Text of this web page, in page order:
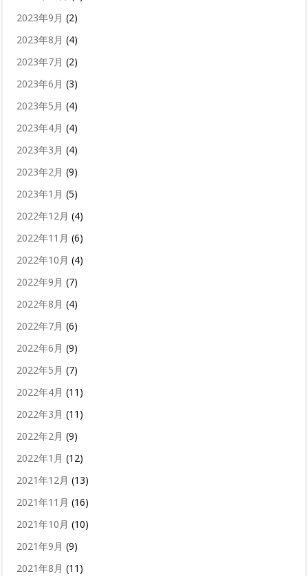
2023年9月 (2)
2023年8月 (4)
2023年7月 (2)
2023年6月 (3)
2023年5月 (4)
2023年4月 (4)
2023年3月 (4)
2023年2月 (9)
2023年1月 (5)
2022年12月 (4)
2022年11月 (6)
2022年10月 (4)
2022年9月 (7)
2022年8月 (4)
2022年7月 (6)
2022年6月 (9)
2022年5月 (7)
2022年4月 (11)
2022年3月 (11)
2022年2月 (9)
2022年1月 (12)
2021年12月 (13)
2021年11月 (16)
2021年10月 (10)
2021年9月 (9)
2021年8月 (11)